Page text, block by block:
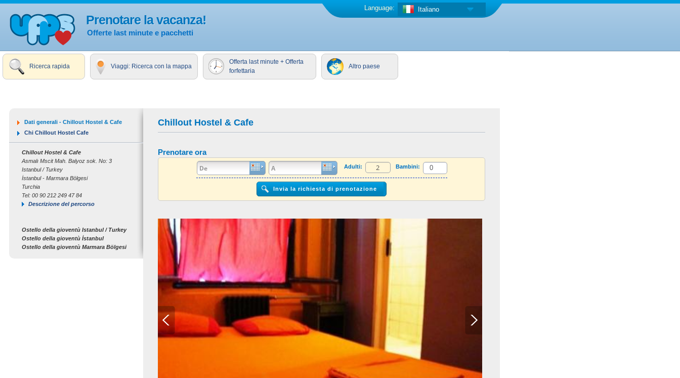
Prenotare la vacanza!
Offerte last minute e pacchetti
Italiano
Language:
Ricerca rapida Viaggi: Ricerca con la mappa
Offerta last minute + Offerta
forfettaria
Altro paese
Chillout Hostel & Cafe
Prenotare ora
Adulti: Bambini:
Dati generali - Chillout Hostel & Cafe
Chi Chillout Hostel Cafe
Chillout Hostel & Cafe
Asmalı Mscit Mah. Balyoz sok. No: 3
Istanbul / Turkey
İstanbul - Marmara Bölgesi
Turchia
Tel: 00 90 212 249 47 84
Descrizione del percorso
Ostello della gioventù Istanbul / Turkey
Ostello della gioventù İstanbul
Ostello della gioventù Marmara Bölgesi